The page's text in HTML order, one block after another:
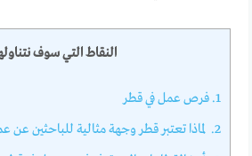
النقاط التي سوف
1. فرص عمل في قطر
2. لماذا تعتبر قطر وجهة مثالية للباحثين عن